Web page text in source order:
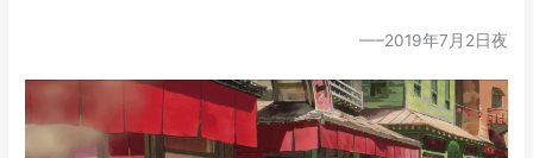
—–2019年7月2日夜